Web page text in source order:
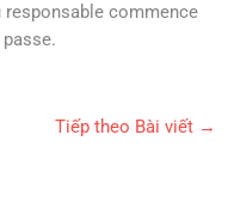
responsable commence
Tiếp theo Bài viết →